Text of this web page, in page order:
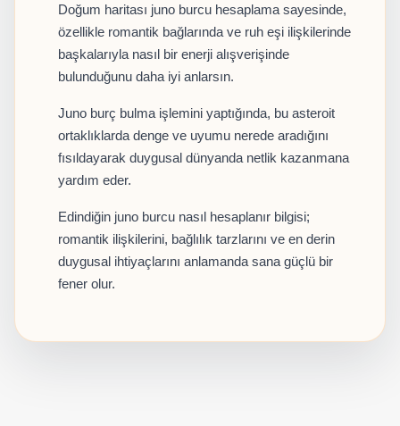
Doğum haritası juno burcu hesaplama sayesinde,
özellikle romantik bağlarında ve ruh eşi ilişkilerinde
başkalarıyla nasıl bir enerji alışverişinde
bulunduğunu daha iyi anlarsın.
Juno burç bulma işlemini yaptığında, bu asteroit
ortaklıklarda denge ve uyumu nerede aradığını
fısıldayarak duygusal dünyanda netlik kazanmana
yardım eder.
Edindiğin juno burcu nasıl hesaplanır bilgisi;
romantik ilişkilerini, bağlılık tarzlarını ve en derin
duygusal ihtiyaçlarını anlamanda sana güçlü bir
fener olur.